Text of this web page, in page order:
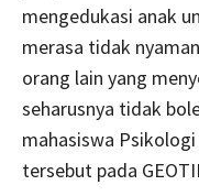
mengedukasi anak
merasa tidak
orang lain yang
seharusnya tidak
mahasiswa
tersebut pada